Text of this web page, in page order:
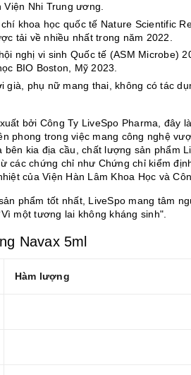
Nhi Trung ương.
khoa học quốc tế Nature Scientific
tải về nhiều nhất trong năm 2022.
nghị vi sinh Quốc tế (ASM Microbe)
BIO Boston, Mỹ 2023.
phụ nữ mang thai, không có tác
bởi Công Ty LiveSpo Pharma, đây
phong trong việc mang công nghệ
kia địa cầu, chất lượng sản phẩm
các chứng chỉ như Chứng chỉ kiểm
của Viện Hàn Lâm Khoa Học và
phẩm tốt nhất, LiveSpo mang tâm
một tương lai không kháng sinh".
Navax 5ml
Hàm lượng